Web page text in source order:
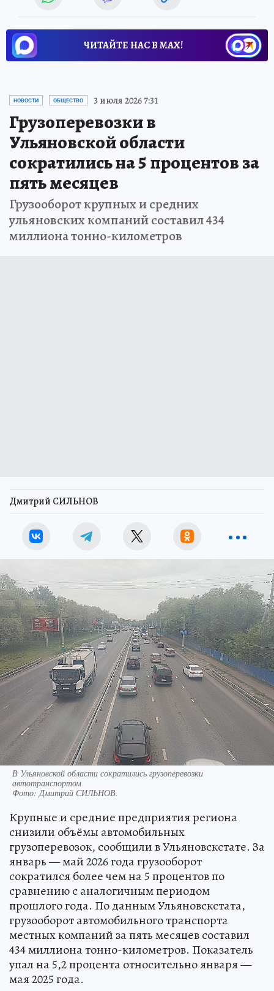
ЧИТАЙТЕ НАС В МАХ!
НОВОСТИ ОБЩЕСТВО 3 июля 2026 7:31
Грузоперевозки в
Ульяновской области
сократились на 5 процентов за
пять месяцев
Грузооборот крупных и средних
ульяновских компаний составил 434
миллиона тонно-километров
Дмитрий СИЛЬНОВ
В Ульяновской области сократились грузоперевозки
автотранспортом
Фото:Дмитрий СИЛЬНОВ.
Крупные и средние предприятия региона
снизили объёмы автомобильных
грузоперевозок, сообщили в Ульяновскстате. За
январь — май 2026 года грузооборот
сократился более чем на 5 процентов по
сравнению с аналогичным периодом
прошлого года. По данным Ульяновскстата,
грузооборот автомобильного транспорта
местных компаний за пять месяцев составил
434 миллиона тонно-километров. Показатель
упал на 5,2 процента относительно января —
мая 2025 года.